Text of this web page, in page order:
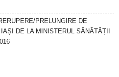
PRELUNGIRE DE
DE LA MINISTERUL SĂNĂTĂȚII